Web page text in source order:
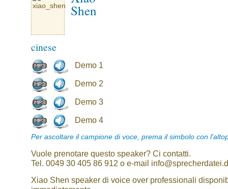
Shen
cinese
Demo 1
Demo 2
Demo 3
Demo 4
Per ascoltare il campione di voce, prema il simbolo con
Vuole prenotare questo speaker? Ci contatti.
Tel. 0049 30 405 86 912 o e-mail
Xiao Shen speaker di voice over professionali